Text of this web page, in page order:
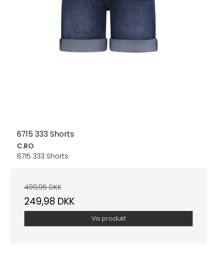
6715 333 Shorts
C.RO
6715 333 Shorts
499,95 DKK
249,98 DKK
Vis produkt